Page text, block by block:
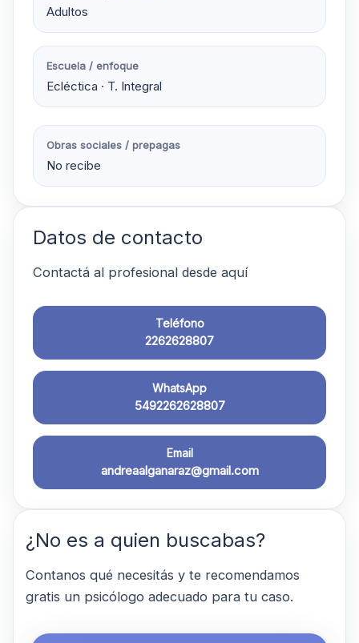
Adultos
Escuela / enfoque
Ecléctica · T. Integral
Obras sociales / prepagas
No recibe
Datos de contacto
Contactá al profesional desde aquí
Teléfono
2262628807
WhatsApp
5492262628807
Email
andreaalganaraz@gmail.com
¿No es a quien buscabas?
Contanos qué necesitás y te recomendamos
gratis un psicólogo adecuado para tu caso.